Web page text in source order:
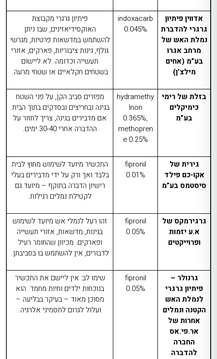
אדווין פיתיון
גרגרי להדברת
נמלת האש של
מרחב אגרו
בע”מ (אחים
מילצ’ן)
indoxacarb
0.045%
פיתיון גרגרי מקבוצת
האוקסידיאזינים, שבו ניתן
להשתמש במדשאות פרטיות, מגרשי
גולף, גינות ציבוריות, פארקים, אזורי
תעשייה וכדומה. לא ליישום
בשטחים חקלאיים או שטחי מרעה.
בזלת של רימי
כימיקלים
בע”מ
hydramethy
lnon
0.365%,
methopren
e 0.25%
מפזרים סביב הקן, על פני השטח
בגינה ובחריצים ובסדקים בתוך הבית.
אם מדבירים בגינה, צריך לחזור על
ההדברה אחרי 30-40 ימים.
גירית של
אקו-כם פילד
סיסטמס בע”מ
fipronil
0.01%
התכשיר מיועד לשימוש מחוץ לבית
בלבד ואך ורק על ידי מדבירים בעלי
רישיון הדברה בתוקף – מיועד גם
לקטילת נמלים רגילות.
גרגירמקס של
א.ע יזמות
ופרוייקטים
fipronil
0.05%
זהו רעל לנמלי אש מיועד לשימוש
בגינות, מדשאות, אזורי תעשייה
ופארקים. מכיוון שהחומר רעיל
לדבורים, אין להשתמש בו בסביבתן.
גרנולר –
פיתיון גרגרי
לנמלת האש
הקטנה ונמלים
אחרות של
אר.פי.אס
החברה
להדברה
fipronil
0.05%
שימו לב: אין ליישם את התכשיר
בנוכחות ילדים וחיות מחמד. הוא
מסוכן מאוד – בעיקר בבליעה –
ועלול לגרום לתסמיני אלרגיה.